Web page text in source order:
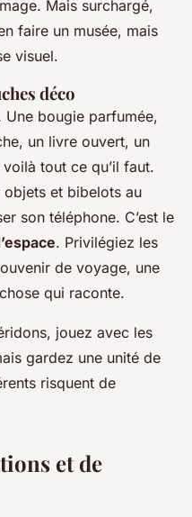
Mais surchargé,
faire un musée, mais
visuel.
déco
Une bougie parfumée,
un livre ouvert, un
tout ce qu’il faut.
objets et bibelots au
son téléphone. C’est le
. Privilégiez les
de voyage, une
qui raconte.
jouez avec les
gardez une unité de
risquent de
et de